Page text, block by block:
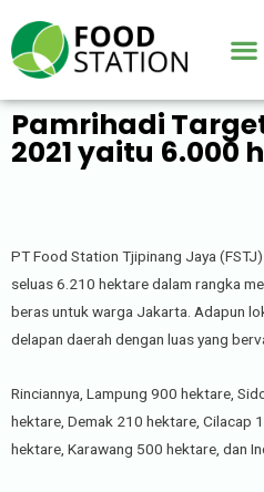
Pamrihadi
2021 yaitu 6.000
PT Food Station Tjipinang Jaya
seluas 6.210 hektare dalam rangka
beras untuk warga Jakarta. Adapun
delapan daerah dengan luas yang
Rinciannya, Lampung 900 hektare,
hektare, Demak 210 hektare, Cilacap
hektare, Karawang 500 hektare, dan